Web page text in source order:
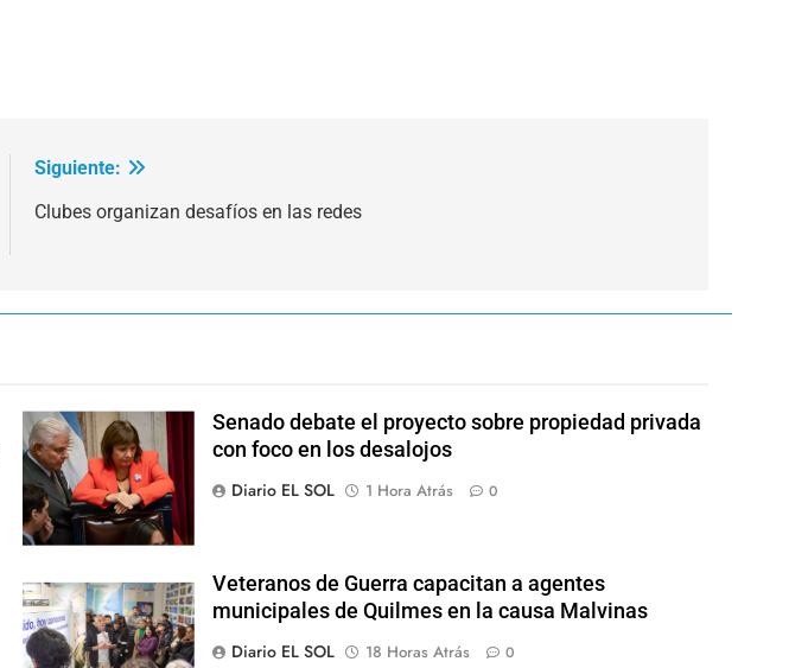
Siguiente:
Clubes organizan desafíos en las redes
Senado debate el proyecto sobre propiedad privada
con foco en los desalojos
Diario EL SOL
1 Hora Atrás 0
Veteranos de Guerra capacitan a agentes
municipales de Quilmes en la causa Malvinas
Diario EL SOL
18 Horas Atrás 0